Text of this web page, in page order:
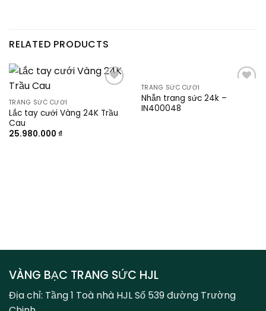
RELATED PRODUCTS
TRANG SỨC CƯỚI
Lắc tay cưới Vàng 24K Trầu
Cau
25.980.000 ₫
TRANG SỨC CƯỚI
Nhẫn trang sức 24k –
IN400048
VÀNG BẠC TRANG SỨC HJL
Địa chỉ: Tầng 1 Toà nhà HJL Số 539 đường Trường